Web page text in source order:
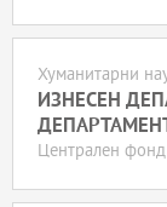
Хуманитарни
ИЗНЕСЕН
Централен фонд